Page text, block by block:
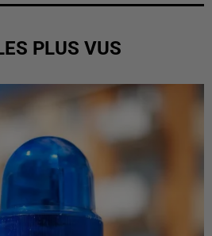
PLUS VUS